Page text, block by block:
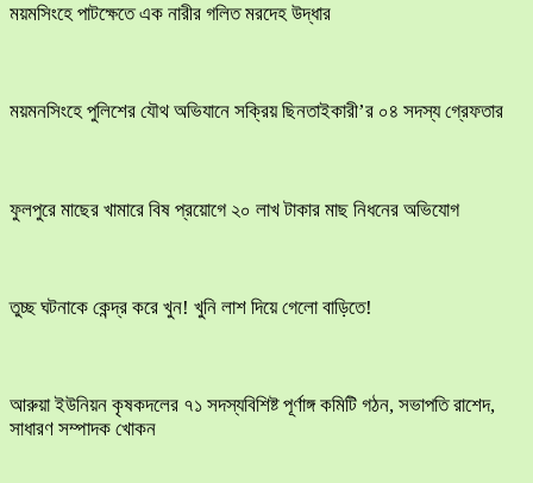
ময়মসিংহে পাটক্ষেতে এক নারীর গলিত মরদেহ উদ্ধার
ময়মনসিংহে পুলিশের যৌথ অভিযানে সক্রিয় ছিনতাইকারী’র ০৪ সদস্য গ্রেফতার
ফুলপুরে মাছের খামারে বিষ প্রয়োগে ২০ লাখ টাকার মাছ নিধনের অভিযোগ
তুচ্ছ ঘটনাকে কেন্দ্র করে খুন! খুনি লাশ দিয়ে গেলো বাড়িতে!
আরুয়া ইউনিয়ন কৃষকদলের ৭১ সদস্যবিশিষ্ট পূর্ণাঙ্গ কমিটি গঠন, সভাপতি রাশেদ,
সাধারণ সম্পাদক খোকন